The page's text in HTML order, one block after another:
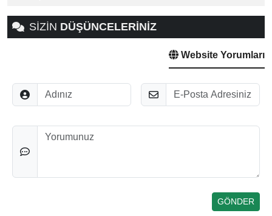
SİZİN DÜŞÜNCELERİNİZ
Website Yorumları
Adınız E-Posta
Düşünceleriniz